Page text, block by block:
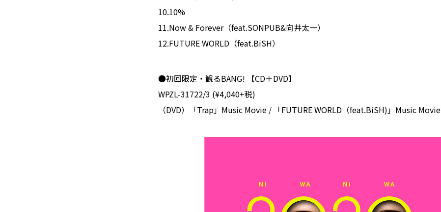
10.10%
11.Now & Forever（feat.SONPUB&向井太一）
12.FUTURE WORLD（feat.BiSH）
●初回限定・観るBANG! 【CD＋DVD】
WPZL-31722/3 (¥4,040+税)
（DVD）「Trap」Music Movie / 「FUTURE WORLD（feat.BiSH)」Music Movie